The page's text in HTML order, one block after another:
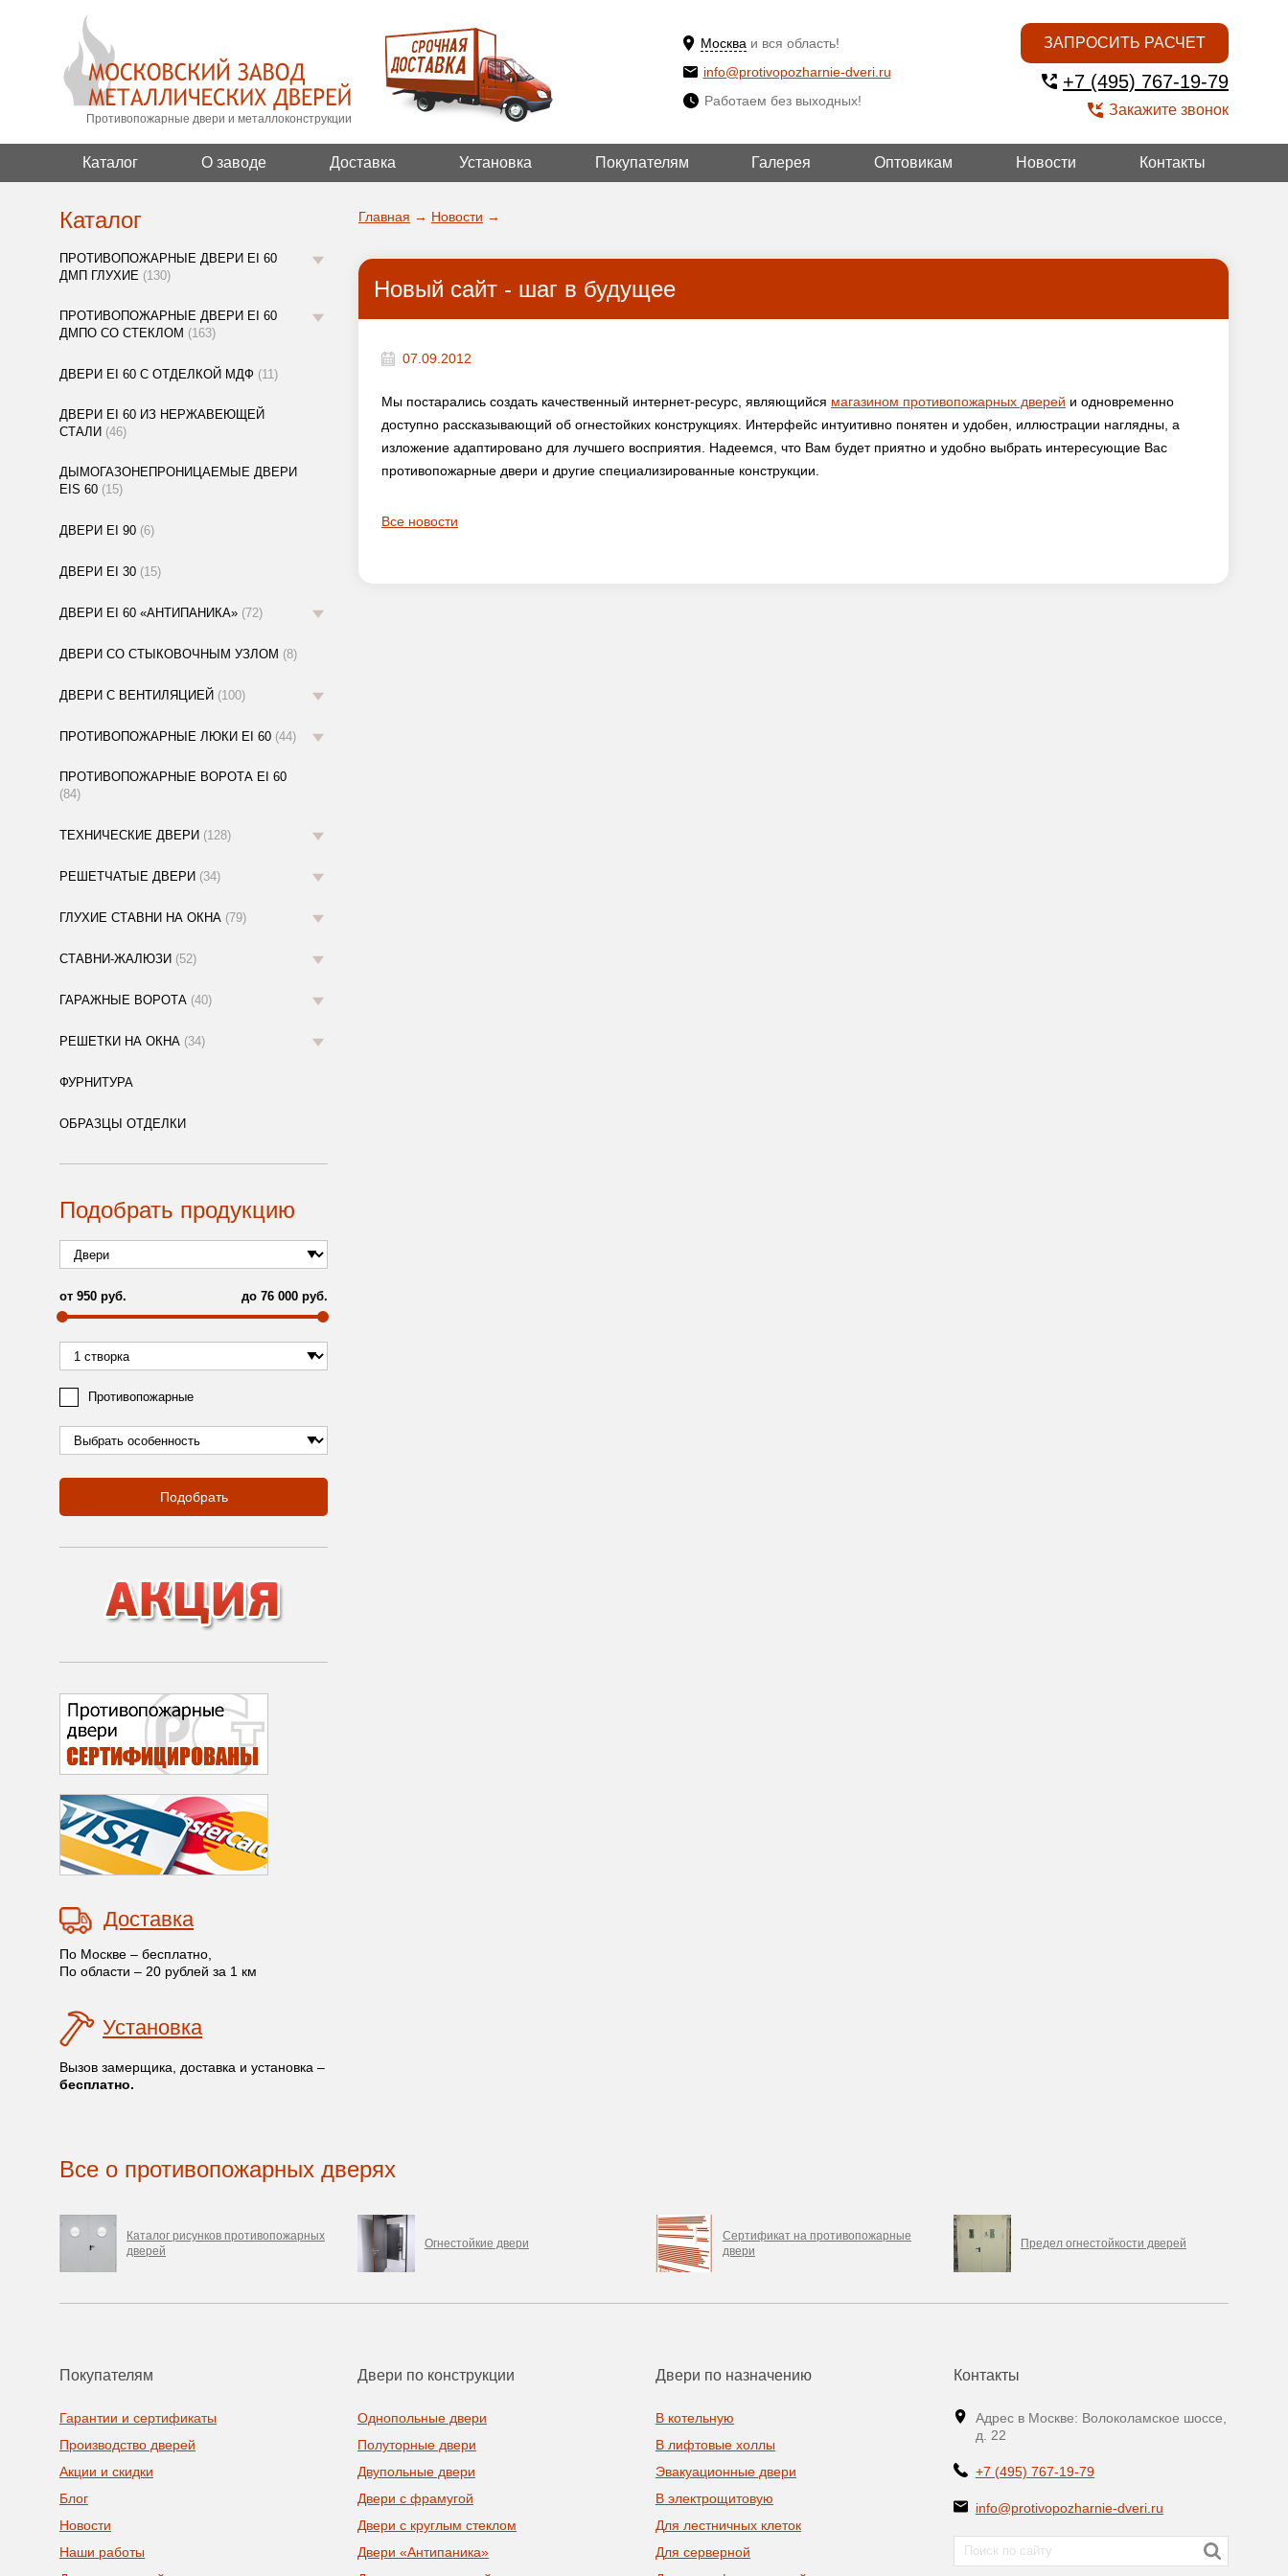
Противопожарные двери и металлоконструкции
Москва и вся область!
ДА!
ВЫБРАТЬ ДРУГОЙ
info@protivopozharnie-dveri.ru
Работаем без выходных!
ЗАПРОСИТЬ РАСЧЕТ
+7 (495) 767-19-79
Закажите звонок
Каталог О заводе Доставка Установка Покупателям Галерея Оптовикам Новости Контакты
Каталог
ПРОТИВОПОЖАРНЫЕ ДВЕРИ EI 60
ДМП ГЛУХИЕ (130)
ПРОТИВОПОЖАРНЫЕ ДВЕРИ EI 60
ДМПО СО СТЕКЛОМ (163)
ДВЕРИ EI 60 С ОТДЕЛКОЙ МДФ (11)
ДВЕРИ EI 60 ИЗ НЕРЖАВЕЮЩЕЙ
СТАЛИ (46)
ДЫМОГАЗОНЕПРОНИЦАЕМЫЕ ДВЕРИ
EIS 60 (15)
ДВЕРИ EI 90 (6)
ДВЕРИ EI 30 (15)
ДВЕРИ EI 60 «АНТИПАНИКА» (72)
ДВЕРИ СО СТЫКОВОЧНЫМ УЗЛОМ (8)
ДВЕРИ С ВЕНТИЛЯЦИЕЙ (100)
ПРОТИВОПОЖАРНЫЕ ЛЮКИ EI 60 (44)
ПРОТИВОПОЖАРНЫЕ ВОРОТА EI 60
(84)
ТЕХНИЧЕСКИЕ ДВЕРИ (128)
РЕШЕТЧАТЫЕ ДВЕРИ (34)
ГЛУХИЕ СТАВНИ НА ОКНА (79)
СТАВНИ-ЖАЛЮЗИ (52)
ГАРАЖНЫЕ ВОРОТА (40)
РЕШЕТКИ НА ОКНА (34)
ФУРНИТУРА
ОБРАЗЦЫ ОТДЕЛКИ
Подобрать продукцию
от 950 руб. до 76 000 руб.
Противопожарные
Подобрать
Доставка
По Москве – бесплатно,
По области – 20 рублей за 1 км
Установка
Вызов замерщика, доставка и установка –
бесплатно.
Главная → Новости →
Новый сайт - шаг в будущее
07.09.2012
Мы постарались создать качественный интернет-ресурс, являющийся магазином противопожарных дверей и одновременно
доступно рассказывающий об огнестойких конструкциях. Интерфейс интуитивно понятен и удобен, иллюстрации наглядны, а
изложение адаптировано для лучшего восприятия. Надеемся, что Вам будет приятно и удобно выбрать интересующие Вас
противопожарные двери и другие специализированные конструкции.
Все новости
Все о противопожарных дверях
Каталог рисунков противопожарных
дверей
Огнестойкие двери
Сертификат на противопожарные
двери
Предел огнестойкости дверей
Покупателям
Гарантии и сертификаты
Производство дверей
Акции и скидки
Блог
Новости
Наши работы
Двери по конструкции
Однопольные двери
Полуторные двери
Двупольные двери
Двери с фрамугой
Двери с круглым стеклом
Двери «Антипаника»
Двери по назначению
В котельную
В лифтовые холлы
Эвакуационные двери
В электрощитовую
Для лестничных клеток
Для серверной
Контакты
Адрес в Москве: Волоколамское шоссе,
д. 22
+7 (495) 767-19-79
info@protivopozharnie-dveri.ru